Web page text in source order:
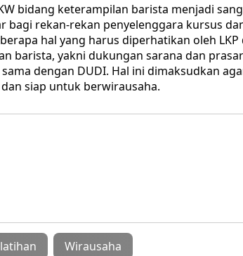
bidang keterampilan barista menjadi
bagi rekan-rekan penyelenggara kursus
hal yang harus diperhatikan oleh LKP
barista, yakni dukungan sarana dan
dengan DUDI. Hal ini dimaksudkan
siap untuk berwirausaha.
Wirausaha